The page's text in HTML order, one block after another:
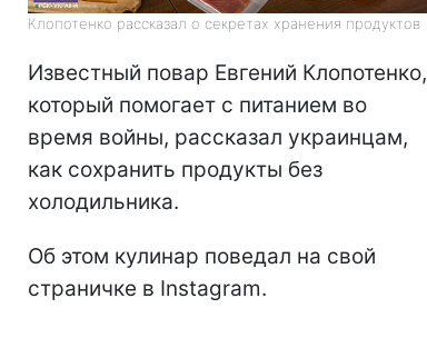
Клопотенко рассказал о секретах хранения продуктов
Известный повар Евгений Клопотенко,
который помогает с питанием во
время войны, рассказал украинцам,
как сохранить продукты без
холодильника.
Об этом кулинар поведал на свой
страничке в Instagram.